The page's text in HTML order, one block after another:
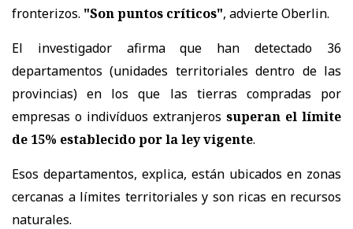
fronterizos. "Son puntos críticos", advierte Oberlin.
El investigador afirma que han detectado 36
departamentos (unidades territoriales dentro de las
provincias) en los que las tierras compradas por
empresas o indivíduos extranjeros superan el límite
de 15% establecido por la ley vigente.
Esos departamentos, explica, están ubicados en zonas
cercanas a límites territoriales y son ricas en recursos
naturales.